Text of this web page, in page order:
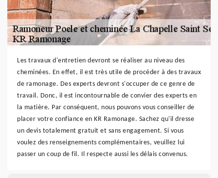
Les travaux d'entretien devront se réaliser au niveau des
cheminées. En effet, il est très utile de procéder à des travaux
de ramonage. Des experts devront s'occuper de ce genre de
travail. Donc, il est incontournable de convier des experts en
la matière. Par conséquent, nous pouvons vous conseiller de
placer votre confiance en KR Ramonage. Sachez qu'il dresse
un devis totalement gratuit et sans engagement. Si vous
voulez des renseignements complémentaires, veuillez lui
passer un coup de fil. Il respecte aussi les délais convenus.